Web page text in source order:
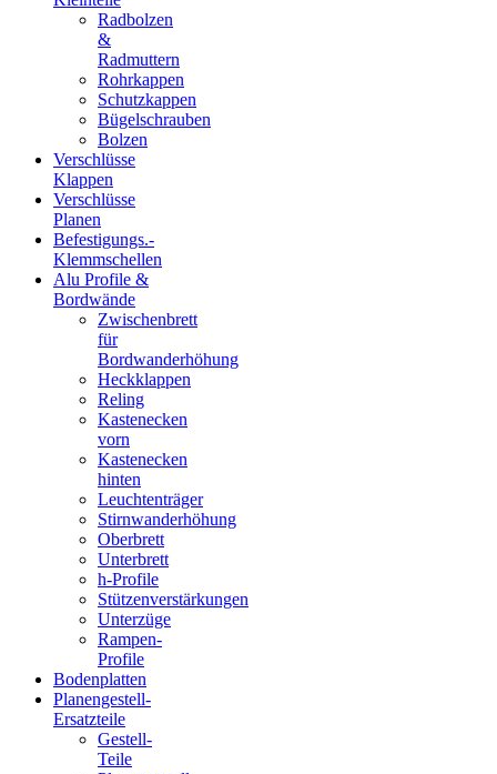
Radbolzen
&
Radmuttern
Rohrkappen
Schutzkappen
Bügelschrauben
Bolzen
Verschlüsse
Klappen
Verschlüsse
Planen
Befestigungs.-
Klemmschellen
Alu Profile &
Bordwände
Zwischenbrett
für
Bordwanderhöhung
Heckklappen
Reling
Kastenecken
vorn
Kastenecken
hinten
Leuchtenträger
Stirnwanderhöhung
Oberbrett
Unterbrett
h-Profile
Stützenverstärkungen
Unterzüge
Rampen-
Profile
Bodenplatten
Planengestell-
Ersatzteile
Gestell-
Teile